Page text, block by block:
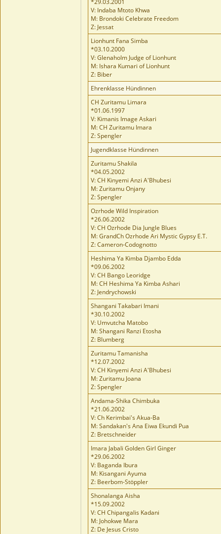
V: Indaba Mtoto Khwa
M: Brondoki Celebrate Freedom
Z: Jessat
Lionhunt Fana Simba
*03.10.2000
V: Glenaholm Judge of Lionhunt
M: Ishara Kumari of Lionhunt
Z: Biber
Ehrenklasse Hündinnen
CH Zuritamu Limara
*01.06.1997
V: Kimanis Image Askari
M: CH Zuritamu Imara
Z: Spengler
Jugendklasse Hündinnen
Zuritamu Shakila
*04.05.2002
V: CH Kinyemi Anzi A'Bhubesi
M: Zuritamu Onjany
Z: Spengler
Ozrhode Wild Inspiration
*26.06.2002
V: CH Ozrhode Dia Jungle Blues
M: GrandCh Ozrhode Ari Mystic Gypsy E.T.
Z: Cameron-Codognotto
Heshima Ya Kimba Djambo Edda
*09.06.2002
V: CH Bango Leoridge
M: CH Heshima Ya Kimba Ashari
Z: Jendrychowski
Shangani Takabari Imani
*30.10.2002
V: Umvutcha Matobo
M: Shangani Ranzi Etosha
Z: Blumberg
Zuritamu Tamanisha
*12.07.2002
V: CH Kinyemi Anzi A'Bhubesi
M: Zuritamu Joana
Z: Spengler
Andama-Shika Chimbuka
*21.06.2002
V: Ch Kerimbai's Akua-Ba
M: Sandakan's Ana Eiwa Ekundi Pua
Z: Bretschneider
Imara Jabali Golden Girl Ginger
*29.06.2002
V: Baganda Ibura
M: Kisangani Ayuma
Z: Beerbom-Stöppler
Shonalanga Aisha
*15.09.2002
V: CH Chipangalis Kadani
M: Johokwe Mara
Z: De Jesus Cristo